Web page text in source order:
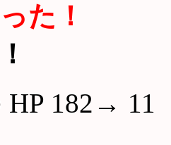
た！
HP 182→ 11